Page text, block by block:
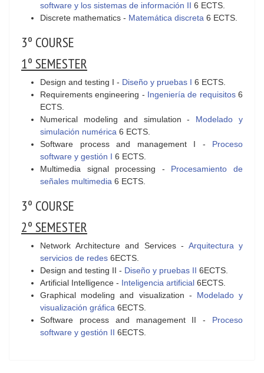
software y los sistemas de información II 6 ECTS.
Discrete mathematics - Matemática discreta 6 ECTS.
3º COURSE
1º SEMESTER
Design and testing I - Diseño y pruebas I 6 ECTS.
Requirements engineering - Ingeniería de requisitos6
ECTS.
Numerical modeling and simulation - Modelado y
simulación numérica 6 ECTS.
Software process and management I - Proceso
software y gestión I 6 ECTS.
Multimedia signal processing - Procesamiento de
señales multimedia 6 ECTS.
3º COURSE
2º SEMESTER
Network Architecture and Services - Arquitectura y
servicios de redes 6ECTS.
Design and testing II - Diseño y pruebas II 6ECTS.
Artificial Intelligence - Inteligencia artificial 6ECTS.
Graphical modeling and visualization - Modelado y
visualización gráfica 6ECTS.
Software process and management II - Proceso
software y gestión II 6ECTS.